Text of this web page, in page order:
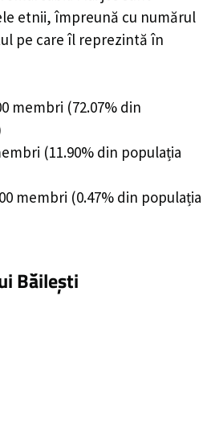
etnii, împreună cu numărul
pe care îl reprezintă în
membri (72.07% din
(11.90% din populația
membri (0.47% din populația
Băilești